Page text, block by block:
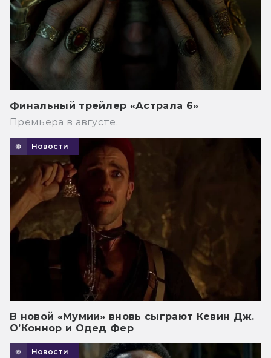
Финальный трейлер «Астрала 6»
Премьера в августе.
Новости
В новой «Мумии» вновь сыграют Кевин Дж.
О’Коннор и Одед Фер
Новости